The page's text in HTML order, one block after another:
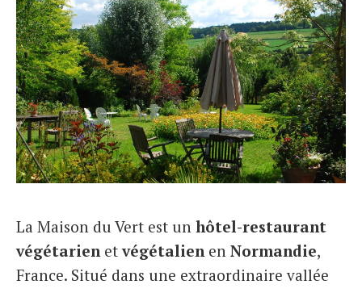
La Maison du Vert est un hôtel-restaurant
végétarien etvégétalien en Normandie,
France. Situé dans une extraordinaire vallée